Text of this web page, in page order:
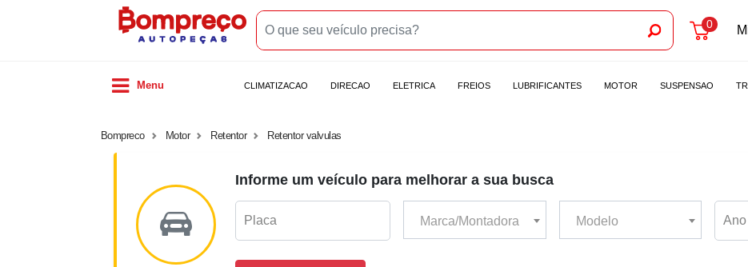
0
Menu CLIMATIZACAO DIRECAO ELETRICA FREIOS LUBRIFICANTES MOTOR SUSPENSAO
Bompreco Motor Retentor Retentor valvulas
Informe um veículo para melhorar a sua busca
Marca/Montadora Modelo